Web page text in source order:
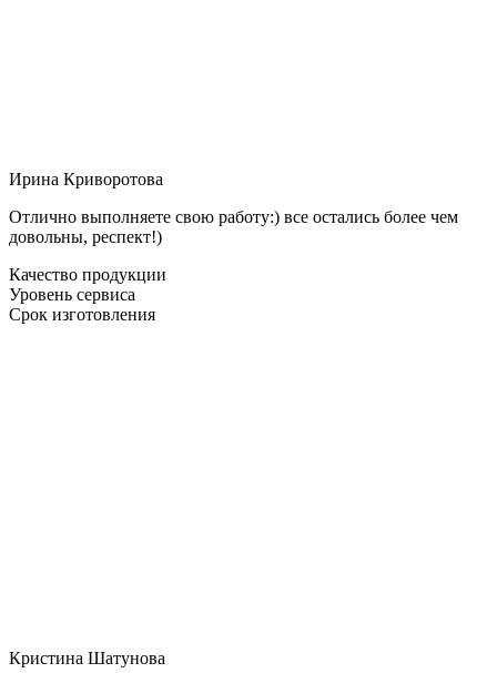
Ирина Криворотова
Отлично выполняете свою работу:) все остались более чем
довольны, респект!)
Качество продукции
Уровень сервиса
Срок изготовления
Кристина Шатунова